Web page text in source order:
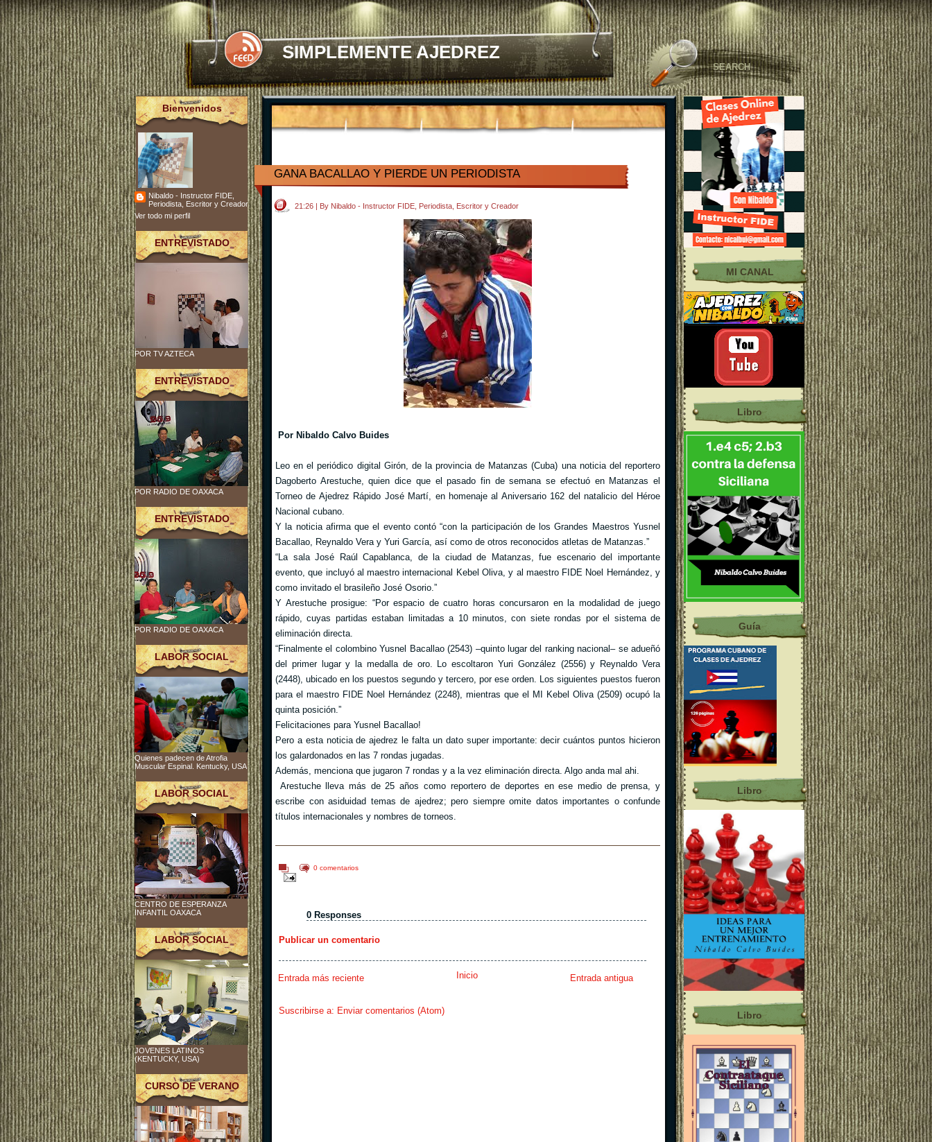
SIMPLEMENTE AJEDREZ
GANA BACALLAO Y PIERDE UN PERIODISTA
21:26 | By Nibaldo - Instructor FIDE, Periodista, Escritor y Creador
Por Nibaldo Calvo Buides
Leo en el periódico digital Girón, de la provincia de Matanzas (Cuba) una noticia del reportero
Dagoberto Arestuche, quien dice que el pasado fin de semana se efectuó en Matanzas el
Torneo de Ajedrez Rápido José Martí, en homenaje al Aniversario 162 del natalicio del Héroe
Nacional cubano.
Y la noticia afirma que el evento contó “con la participación de los Grandes Maestros Yusnel
Bacallao, Reynaldo Vera y Yuri García, así como de otros reconocidos atletas de Matanzas.”
“La sala José Raúl Capablanca, de la ciudad de Matanzas, fue escenario del importante
evento, que incluyó al maestro internacional Kebel Oliva, y al maestro FIDE Noel Hernández, y
como invitado el brasileño José Osorio.”
Y Arestuche prosigue: “Por espacio de cuatro horas concursaron en la modalidad de juego
rápido, cuyas partidas estaban limitadas a 10 minutos, con siete rondas por el sistema de
eliminación directa.
“Finalmente el colombino Yusnel Bacallao (2543) –quinto lugar del ranking nacional– se adueñó
del primer lugar y la medalla de oro. Lo escoltaron Yuri González (2556) y Reynaldo Vera
(2448), ubicado en los puestos segundo y tercero, por ese orden. Los siguientes puestos fueron
para el maestro FIDE Noel Hernández (2248), mientras que el MI Kebel Oliva (2509) ocupó la
quinta posición.”
Felicitaciones para Yusnel Bacallao!
Pero a esta noticia de ajedrez le falta un dato super importante: decir cuántos puntos hicieron
los galardonados en las 7 rondas jugadas.
Además, menciona que jugaron 7 rondas y a la vez eliminación directa. Algo anda mal ahi.
Arestuche lleva más de 25 años como reportero de deportes en ese medio de prensa, y
escribe con asiduidad temas de ajedrez; pero siempre omite datos importantes o confunde
títulos internacionales y nombres de torneos.
0 comentarios
0 Responses
Publicar un comentario
Entrada más reciente Entrada antigua
Inicio
Suscribirse a: Enviar comentarios (Atom)
Bienvenidos
Nibaldo - Instructor FIDE,
Periodista, Escritor y Creador
Ver todo mi perfil
ENTREVISTADO
POR TV AZTECA
ENTREVISTADO
POR RADIO DE OAXACA
ENTREVISTADO
POR RADIO DE OAXACA
LABOR SOCIAL
Quienes padecen de Atrofia
Muscular Espinal. Kentucky, USA
LABOR SOCIAL
CENTRO DE ESPERANZA
INFANTIL OAXACA
LABOR SOCIAL
JOVENES LATINOS
(KENTUCKY, USA)
CURSO DE VERANO
MI CANAL
Libro
Guía
Libro
Libro